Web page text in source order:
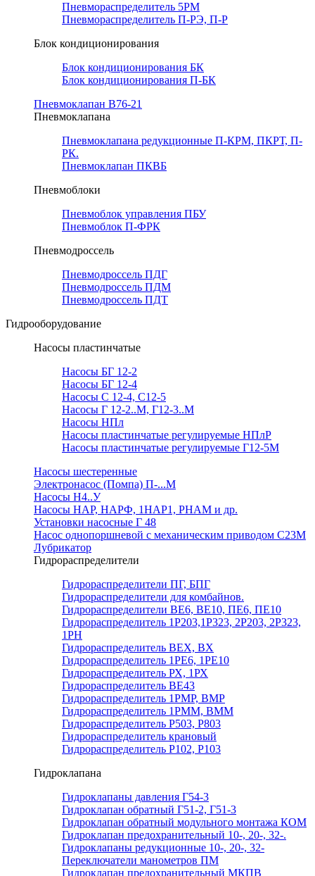
Пневмораспределитель 5РМ
Пневмораспределитель П-РЭ, П-Р
Блок кондиционирования
Блок кондиционирования БК
Блок кондиционирования П-БК
Пневмоклапан В76-21
Пневмоклапана
Пневмоклапана редукционные П-КРМ, ПКРТ, П-
РК.
Пневмоклапан ПКВБ
Пневмоблоки
Пневмоблок управления ПБУ
Пневмоблок П-ФРК
Пневмодроссель
Пневмодроссель ПДГ
Пневмодроссель ПДМ
Пневмодроссель ПДТ
Гидрооборудование
Насосы пластинчатые
Насосы БГ 12-2
Насосы БГ 12-4
Насосы С 12-4, С12-5
Насосы Г 12-2..М, Г12-3..М
Насосы НПл
Насосы пластинчатые регулируемые НПлР
Насосы пластинчатые регулируемые Г12-5М
Насосы шестеренные
Электронасос (Помпа) П-...М
Насосы Н4..У
Насосы НАР, НАРФ, 1НАР1, РНАМ и др.
Установки насосные Г 48
Насос однопоршневой с механическим приводом С23М
Лубрикатор
Гидрораспределители
Гидрораспределители ПГ, БПГ
Гидрораспределители для комбайнов.
Гидрораспределители ВЕ6, ВЕ10, ПЕ6, ПЕ10
Гидрораспределитель 1Р203,1Р323, 2Р203, 2Р323,
1РН
Гидрораспределитель ВЕХ, ВХ
Гидрораспределитель 1РЕ6, 1РЕ10
Гидрораспределитель РХ, 1РХ
Гидрораспределитель ВЕ43
Гидрораспределитель 1РМР, ВМР
Гидрораспределитель 1РММ, ВММ
Гидрораспределитель Р503, Р803
Гидрораспределитель крановый
Гидрораспределитель Р102, Р103
Гидроклапана
Гидроклапаны давления Г54-3
Гидроклапан обратный Г51-2, Г51-3
Гидроклапан обратный модульного монтажа КОМ
Гидроклапан предохранительный 10-, 20-, 32-.
Гидроклапаны редукционные 10-, 20-, 32-
Переключатели манометров ПМ
Гидроклапан предохранительный МКПВ